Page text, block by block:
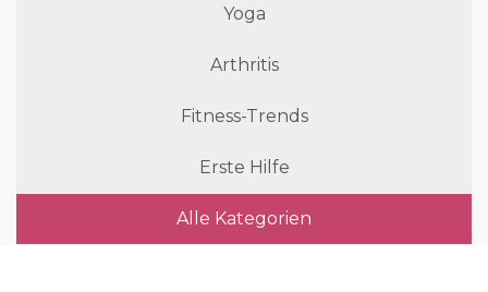
Yoga
Arthritis
Fitness-Trends
Erste Hilfe
Alle Kategorien